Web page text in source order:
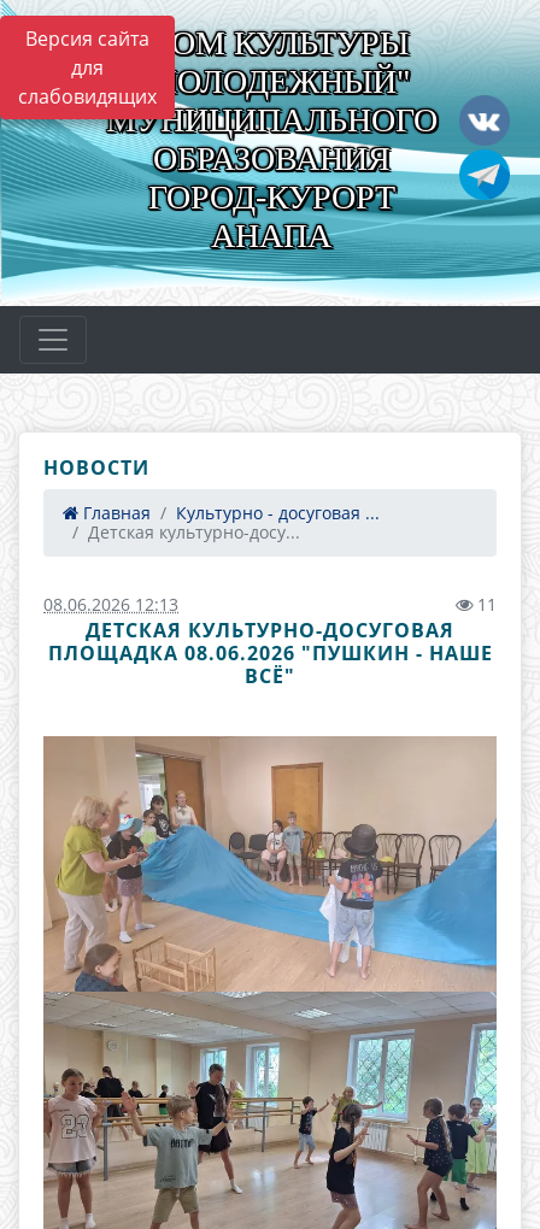
Версия сайта
для
слабовидящих
"ДОМ КУЛЬТУРЫ
"МОЛОДЕЖНЫЙ"
МУНИЦИПАЛЬНОГО
ОБРАЗОВАНИЯ
ГОРОД-КУРОРТ
АНАПА
НОВОСТИ
Главная
Культурно - досуговая ...
Детская культурно-досу...
08.06.2026 12:13 11
ДЕТСКАЯ КУЛЬТУРНО-ДОСУГОВАЯ
ПЛОЩАДКА 08.06.2026 "ПУШКИН - НАШЕ
ВСЁ"